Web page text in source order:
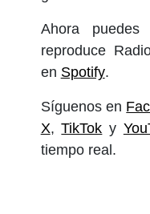
Ahora
reproduce
en Spotify.
Síguenos en
X,TikTok y
tiempo real.